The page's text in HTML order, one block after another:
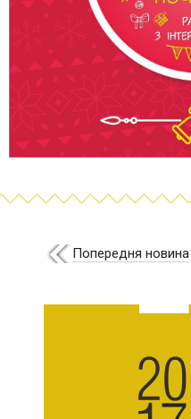
Попередня новина